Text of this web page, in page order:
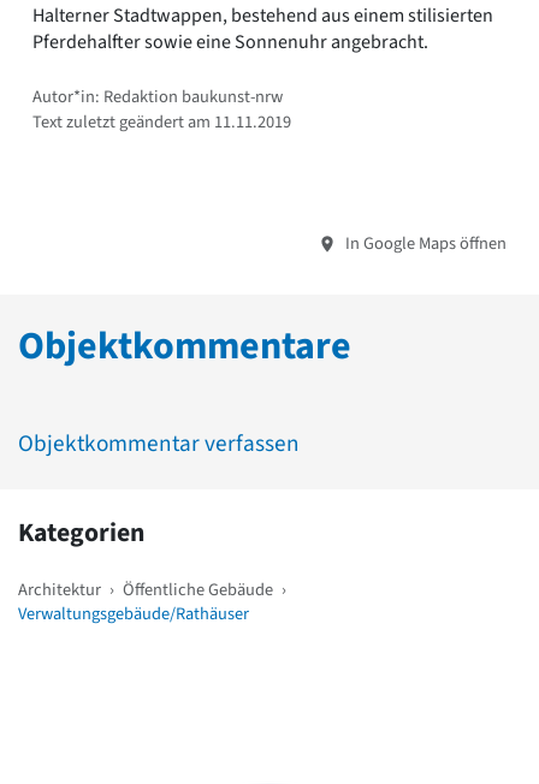
Halterner Stadtwappen, bestehend aus einem stilisierten
Pferdehalfter sowie eine Sonnenuhr angebracht.
Autor*in: Redaktion baukunst-nrw
Text zuletzt geändert am 11.11.2019
In Google Maps öffnen
Objektkommentare
Objektkommentar verfassen
Kategorien
Architektur › Öffentliche Gebäude ›
Verwaltungsgebäude/Rathäuser